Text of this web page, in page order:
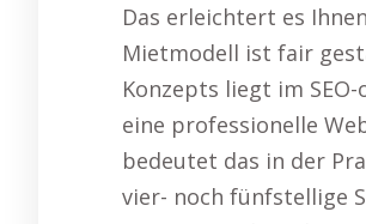
Das erleichtert es
Mietmodell ist fair
Konzepts liegt im
eine professionelle
bedeutet das in der
vier- noch fünfstellige